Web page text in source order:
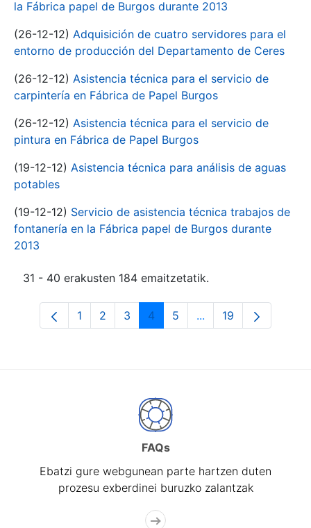
la Fábrica papel de Burgos durante 2013
(26-12-12) Adquisición de cuatro servidores para el
entorno de producción del Departamento de Ceres
(26-12-12) Asistencia técnica para el servicio de
carpintería en Fábrica de Papel Burgos
(26-12-12) Asistencia técnica para el servicio de
pintura en Fábrica de Papel Burgos
(19-12-12) Asistencia técnica para análisis de aguas
potables
(19-12-12) Servicio de asistencia técnica trabajos de
fontanería en la Fábrica papel de Burgos durante
2013
31 - 40 erakusten 184 emaitzetatik.
Orrialdea
1 Orrialdea
2 Orrialdea
3 Orrialdea
4 Orrialdea
5 ...Intermediate Pages
Orrialdea
19
FAQs
Ebatzi gure webgunean parte hartzen duten
prozesu exberdinei buruzko zalantzak